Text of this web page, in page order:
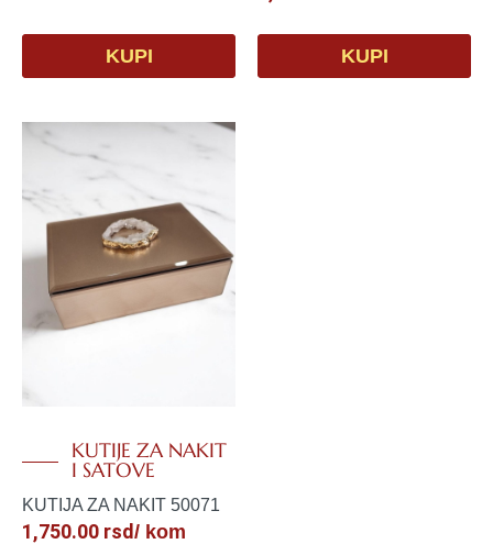
KUPI KUPI
KUTIJE ZA NAKIT
I SATOVE
KUTIJA ZA NAKIT 50071
1,750.00 rsd/ kom